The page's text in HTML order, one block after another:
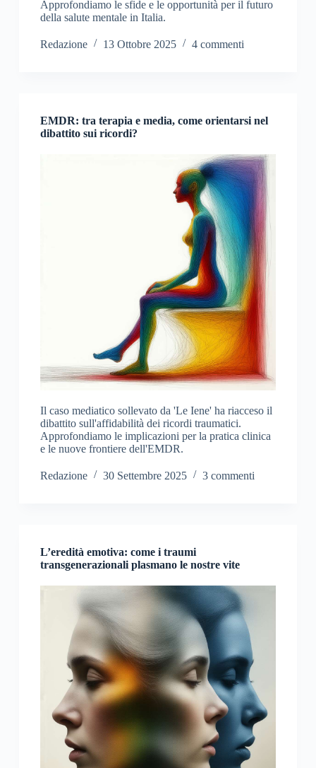
Approfondiamo le sfide e le opportunità per il futuro
della salute mentale in Italia.
Redazione 13 Ottobre 2025 4 commenti
EMDR: tra terapia e media, come orientarsi nel
dibattito sui ricordi?
Il caso mediatico sollevato da 'Le Iene' ha riacceso il
dibattito sull'affidabilità dei ricordi traumatici.
Approfondiamo le implicazioni per la pratica clinica
e le nuove frontiere dell'EMDR.
Redazione 30 Settembre 2025 3 commenti
L’eredità emotiva: come i traumi
transgenerazionali plasmano le nostre vite